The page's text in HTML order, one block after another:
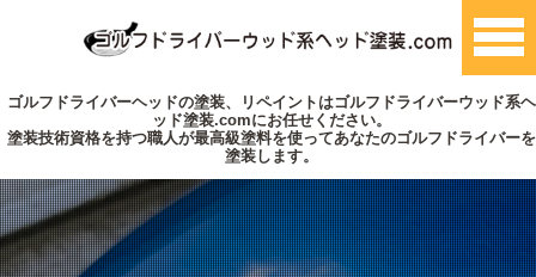
ゴルフドライバーヘッドの塗装、リペイントはゴルフドライバーウッド系ヘ
ッド塗装.comにお任せください。
塗装技術資格を持つ職人が最高級塗料を使ってあなたのゴルフドライバーを
塗装します。